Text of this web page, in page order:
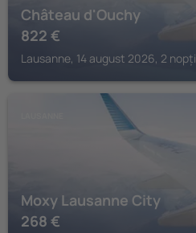
Château d'Ouchy
822 €
Lausanne, 14 august 2026, 2 nopți
Moxy Lausanne City
268 €